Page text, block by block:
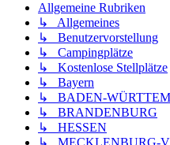
Allgemeine Rubriken
↳ Allgemeines
↳ Benutzervorstellung
↳ Campingplätze
↳ Kostenlose Stellplätze
↳ Bayern
↳ BADEN-
↳ BRANDENBURG
↳ HESSEN